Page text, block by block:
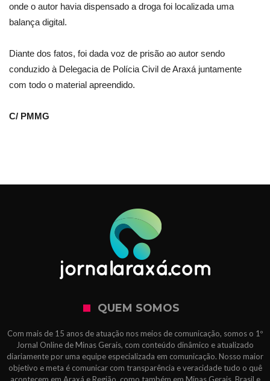
onde o autor havia dispensado a droga foi localizada uma
balança digital.
Diante dos fatos, foi dada voz de prisão ao autor sendo
conduzido à Delegacia de Polícia Civil de Araxá juntamente
com todo o material apreendido.
C/ PMMG
QUEM SOMOS
Com mais de 15 anos de atuação nos meios de comunicação, somos o 1º
Jornal Online de Minas Gerais, com conteúdo dinâmico e atualizado
diariamente por uma equipe especializada em comunicação. Nosso maior
objetivo e meta é comunicar com transparência e veracidade tudo o quê